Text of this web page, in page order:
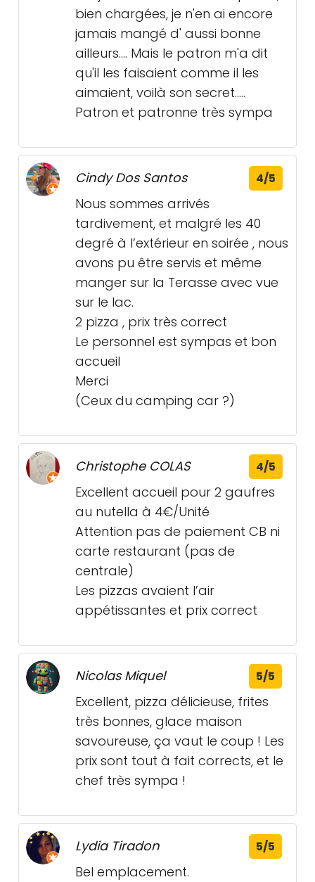
bien chargées, je n'en ai encore
jamais mangé d' aussi bonne
ailleurs.... Mais le patron m'a dit
qu'il les faisaient comme il les
aimaient, voilà son secret.....
Patron et patronne très sympa
Cindy Dos Santos 4/5
Nous sommes arrivés
tardivement, et malgré les 40
degré à l’extérieur en soirée , nous
avons pu être servis et même
manger sur la Terasse avec vue
sur le lac.
2 pizza , prix très correct
Le personnel est sympas et bon
accueil
Merci
(Ceux du camping car ?)
Christophe COLAS 4/5
Excellent accueil pour 2 gaufres
au nutella à 4€/Unité
Attention pas de paiement CB ni
carte restaurant (pas de
centrale)
Les pizzas avaient l’air
appétissantes et prix correct
Nicolas Miquel 5/5
Excellent, pizza délicieuse, frites
très bonnes, glace maison
savoureuse, ça vaut le coup ! Les
prix sont tout à fait corrects, et le
chef très sympa !
Lydia Tiradon 5/5
Bel emplacement.